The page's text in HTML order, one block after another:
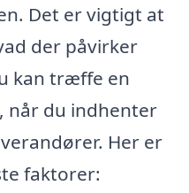
Det er vigtigt at
der påvirker
kan træffe en
når du indhenter
Her er
faktorer: